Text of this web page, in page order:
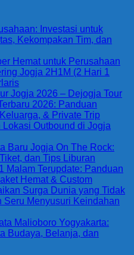
Investasi untuk
Kekompakan Tim, dan
Hemat untuk Perusahaan
Jogja 2H1M (2 Hari 1
Jogja 2026 – Dejogja Tour
2026: Panduan
& Private Trip
Outbound di Jogja
Baru Jogja On The Rock:
dan Tips Liburan
Malam Terupdate: Panduan
Hemat & Custom
Surga Dunia yang Tidak
Seru Menyusuri Keindahan
Malioboro Yogyakarta:
Budaya, Belanja, dan